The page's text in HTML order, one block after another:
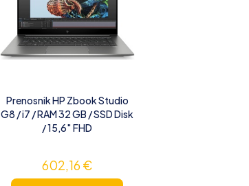
Prenosnik HP Zbook Studio
G8 / i7 / RAM 32 GB / SSD Disk
/ 15,6″ FHD
602,16€